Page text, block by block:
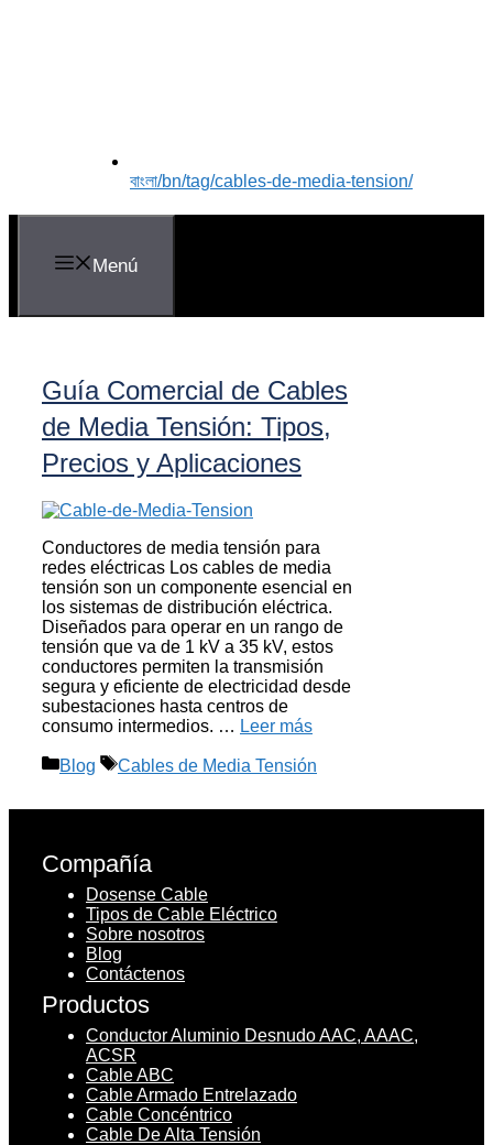
বাংলা/bn/tag/cables-de-media-tension/
Menú
Guía Comercial de Cables
de Media Tensión: Tipos,
Precios y Aplicaciones
Conductores de media tensión para
redes eléctricas Los cables de media
tensión son un componente esencial en
los sistemas de distribución eléctrica.
Diseñados para operar en un rango de
tensión que va de 1 kV a 35 kV, estos
conductores permiten la transmisión
segura y eficiente de electricidad desde
subestaciones hasta centros de
consumo intermedios. … Leer más
Categorías
Blog Etiquetas
Cables de Media Tensión
Compañía
Dosense Cable
Tipos de Cable Eléctrico
Sobre nosotros
Blog
Contáctenos
Productos
Conductor Aluminio Desnudo AAC, AAAC,
ACSR
Cable ABC
Cable Armado Entrelazado
Cable Concéntrico
Cable De Alta Tensión